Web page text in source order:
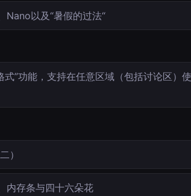
Nano以及“暑假的过法“
式”功能，支持在任意区域（包括讨论区）
）
内存条与四十六朵花